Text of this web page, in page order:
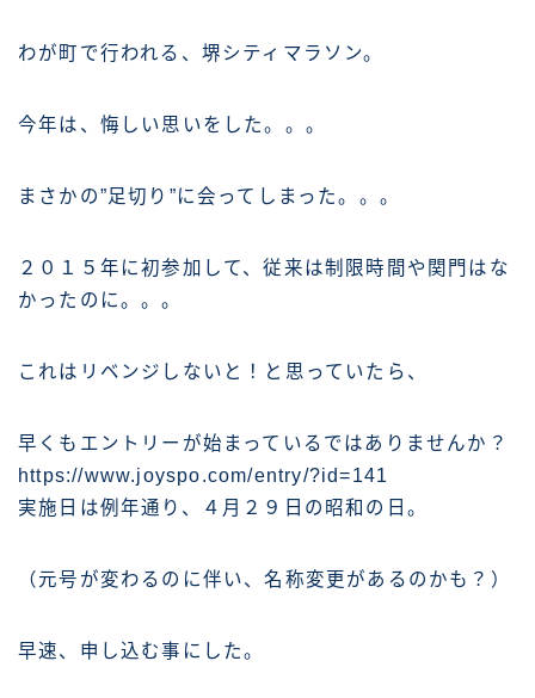
わが町で行われる、堺シティマラソン。
今年は、悔しい思いをした。。。
まさかの”足切り”に会ってしまった。。。
２０１５年に初参加して、従来は制限時間や関門はな
かったのに。。。
これはリベンジしないと！と思っていたら、
早くもエントリーが始まっているではありませんか？
https://www.joyspo.com/entry/?id=141
実施日は例年通り、４月２９日の昭和の日。
（元号が変わるのに伴い、名称変更があるのかも？）
早速、申し込む事にした。